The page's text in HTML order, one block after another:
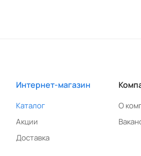
Интернет-магазин
Каталог
Акции
Доставка
О